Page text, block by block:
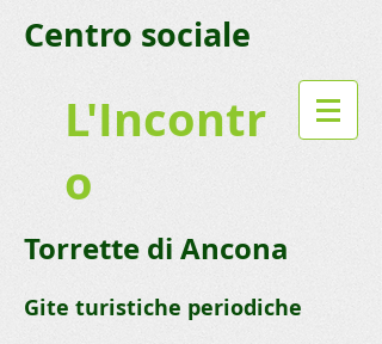
L'Incontr
o
Centro sociale
Torrette di Ancona
Gite turistiche periodiche